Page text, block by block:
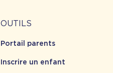
Outils
OUTILS
Portail parents
Inscrire un enfant